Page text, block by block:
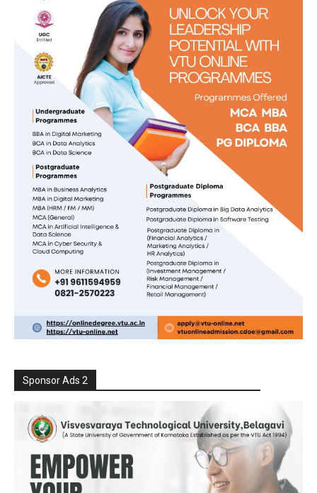
Sponsor Ads 2